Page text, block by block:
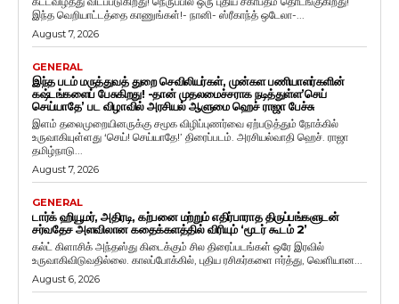
இந்த வெறியாட்டத்தை காணுங்கள்!- நானி- ஸ்ரீகாந்த் ஒடேலா-...
August 7, 2026
GENERAL
இந்த படம் மருத்துவத் துறை செவிலியர்கள், முன்கள பணியாளர்களின்
கஷ்டங்களைப் பேசுகிறது! -தான் முதலமைச்சராக நடித்துள்ள’செய்
செய்யாதே’ பட விழாவில் அரசியல் ஆளுமை ஹெச் ராஜா பேச்சு
இளம் தலைமுறையினருக்கு சமூக விழிப்புணர்வை ஏற்படுத்தும் நோக்கில்
உருவாகியுள்ளது ‘செய்! செய்யாதே!’ திரைப்படம். அரசியல்வாதி ஹெச். ராஜா
தமிழ்நாடு...
August 7, 2026
GENERAL
டார்க் ஹியூமர், அதிரடி, கற்பனை மற்றும் எதிர்பாராத திருப்பங்களுடன்
சர்வதேச அளவிலான கதைக்களத்தில் விரியும் ‘மூடர் கூடம் 2’
கல்ட் கிளாசிக் அந்தஸ்து கிடைக்கும் சில திரைப்படங்கள் ஒரே இரவில்
உருவாகிவிடுவதில்லை. காலப்போக்கில், புதிய ரசிகர்களை ஈர்த்து, வெளியான...
August 6, 2026